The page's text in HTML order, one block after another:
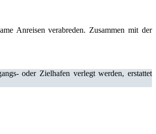
Anreisen verabreden. Zusammen mit der
oder Zielhafen verlegt werden, erstattet